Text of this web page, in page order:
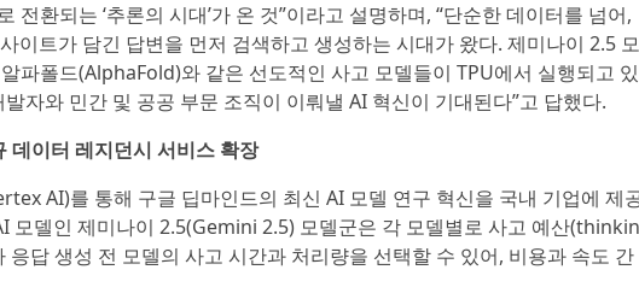
전환되는 ‘추론의 시대’가 온 것”이라고 설명하며, “단순한 데이터를 넘어,
이트가 담긴 답변을 먼저 검색하고 생성하는 시대가 왔다. 제미나이 2.5 모
파폴드(AlphaFold)와 같은 선도적인 사고 모델들이 TPU에서 실행되고 있
자와 민간 및 공공 부문 조직이 이뤄낼 AI 혁신이 기대된다”고 답했다.
데이터 레지던시 서비스 확장
AI)를 통해 구글 딥마인드의 최신 AI 모델 연구 혁신을 국내 기업에 제
모델인 제미나이 2.5(Gemini 2.5) 모델군은 각 모델별로 사고 예산
답 생성 전 모델의 사고 시간과 처리량을 선택할 수 있어, 비용과 속도 간